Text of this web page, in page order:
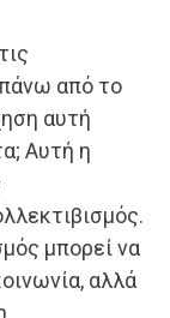
πάνω από το
αυτή
Αυτή η
μπορεί να
αλλά